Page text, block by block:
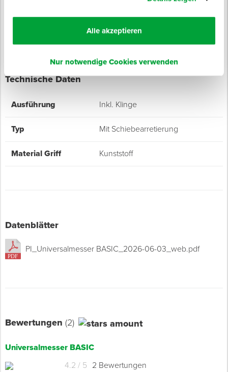
Alle akzeptieren
Nur notwendige Cookies verwenden
Lieferung in einer Vorratsbox
Technische Daten
Ausführung Inkl. Klinge
Typ Mit Schiebearretierung
Material Griff Kunststoff
Datenblätter
PI_Universalmesser BASIC_2026-06-03_web.pdf
Bewertungen (2)
Universalmesser BASIC
4.2 / 5 2 Bewertungen